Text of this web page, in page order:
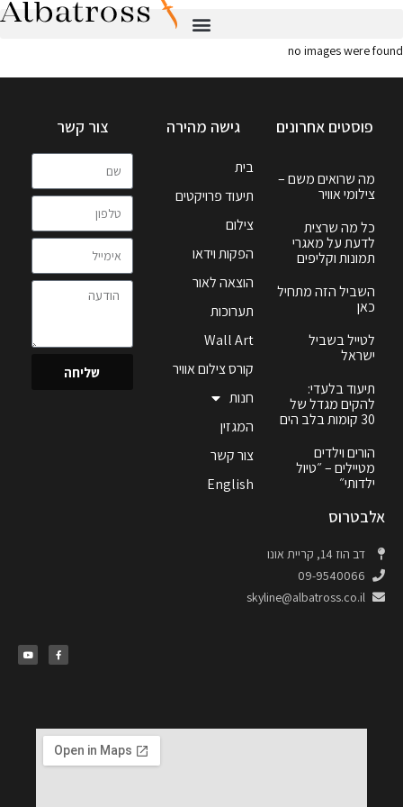
no images were found
פוסטים אחרונים
מה שרואים משם –
צילומי אוויר
כל מה שרצית
לדעת על מאגרי
תמונות וקליפים
השביל הזה מתחיל
כאן
לטייל בשביל
ישראל
תיעוד בלעדי:
להקים מגדל של
30 קומות בלב הים
הורים וילדים
מטיילים – ״טיול
ילדותי״
גישה מהירה
בית
תיעוד פרויקטים
צילום
הפקות וידאו
הוצאה לאור
תערוכות
Wall Art
קורס צילום אוויר
חנות
המגזין
צור קשר
English
צור קשר
שליחה
אלבטרוס
דב הוז 14, קריית אונו
09-9540066
skyline@albatross.co.il